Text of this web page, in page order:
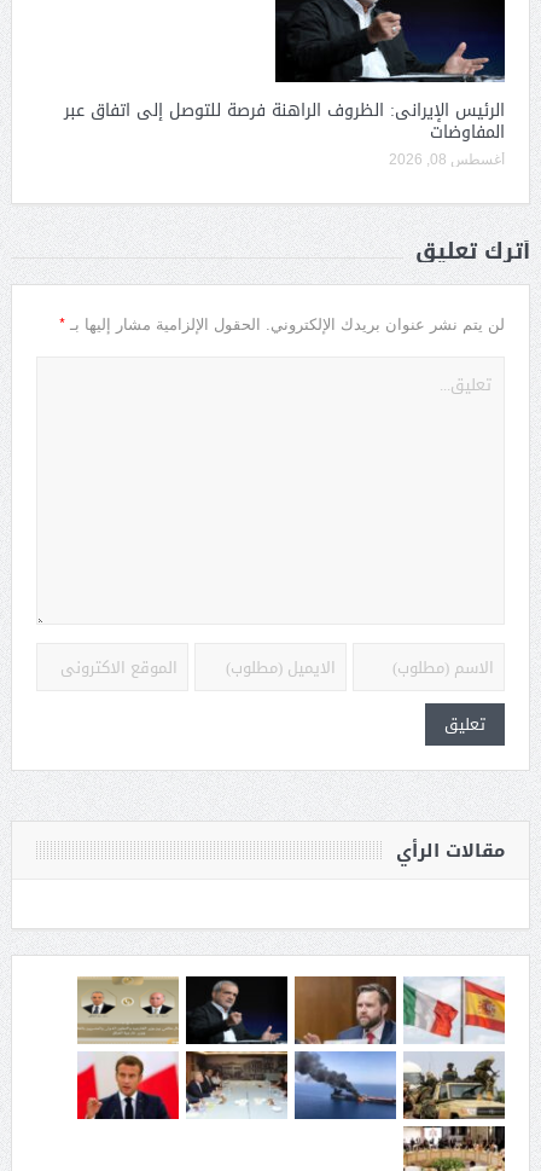
الرئيس الإيرانى: الظروف الراهنة فرصة للتوصل إلى اتفاق عبر
المفاوضات
أغسطس 08, 2026
أترك تعليق
لن يتم نشر عنوان بريدك الإلكتروني. الحقول الإلزامية مشار إليها بـ *
مقالات الرأي